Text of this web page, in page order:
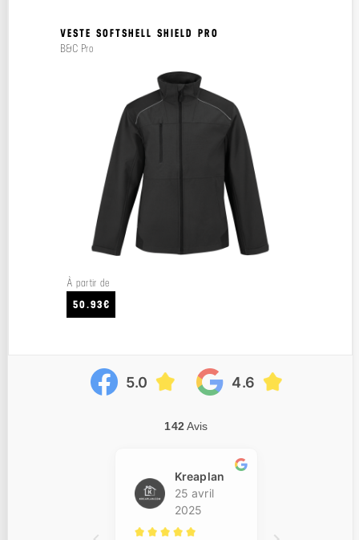
VESTE SOFTSHELL SHIELD PRO
B&C Pro
À partir de
50.93€